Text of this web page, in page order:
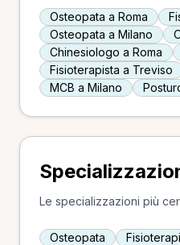
Osteopata a Roma
Osteopata a Milano
Chinesiologo a Roma
Fisioterapista a Treviso
MCB a Milano
Le specializzazioni più
Osteopata